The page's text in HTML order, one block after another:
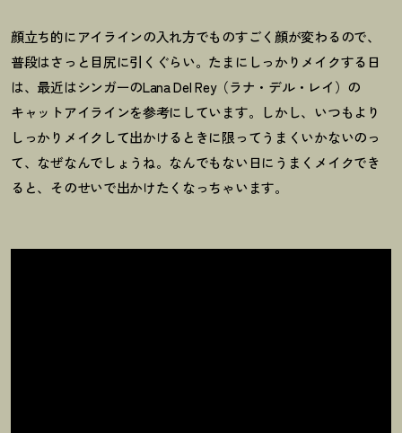
顔立ち的にアイラインの入れ方でものすごく顔が変わるので、
普段はさっと目尻に引くぐらい。たまにしっかりメイクする日
は、最近はシンガーのLana Del Rey（ラナ・デル・レイ）の
キャットアイラインを参考にしています。しかし、いつもより
しっかりメイクして出かけるときに限ってうまくいかないのっ
て、なぜなんでしょうね。なんでもない日にうまくメイクでき
ると、そのせいで出かけたくなっちゃいます。